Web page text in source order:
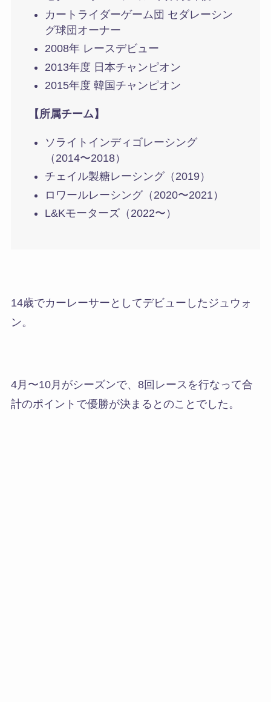
カートライダーゲーム団 セダレーシン
グ球団オーナー
2008年 レースデビュー
2013年度 日本チャンピオン
2015年度 韓国チャンピオン
【所属チーム】
ソライトインディゴレーシング
（2014〜2018）
チェイル製糖レーシング（2019）
ロワールレーシング（2020〜2021）
L&Kモーターズ（2022〜）
14歳でカーレーサーとしてデビューしたジュウォ
ン。
4月〜10月がシーズンで、8回レースを行なって合
計のポイントで優勝が決まるとのことでした。